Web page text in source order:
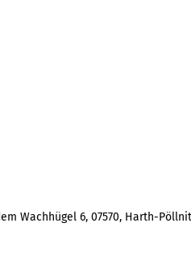
Wachhügel 6, 07570, Harth-